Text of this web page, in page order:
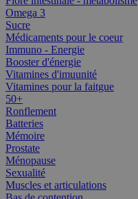
Omega 3
Sucre
Médicaments pour le coeur
Immuno - Energie
Booster d'énergie
Vitamines d'imuunité
Vitamines pour la faitgue
50+
Ronflement
Batteries
Mémoire
Prostate
Ménopause
Sexualité
Muscles et articulations